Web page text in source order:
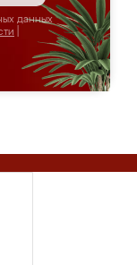
данных